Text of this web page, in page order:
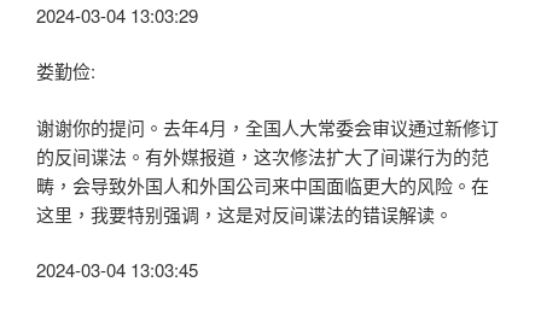
2024-03-04 13:03:29
娄勤俭:
谢谢你的提问。去年4月，全国人大常委会审议通过新修订
的反间谍法。有外媒报道，这次修法扩大了间谍行为的范
畴，会导致外国人和外国公司来中国面临更大的风险。在
这里，我要特别强调，这是对反间谍法的错误解读。
2024-03-04 13:03:45